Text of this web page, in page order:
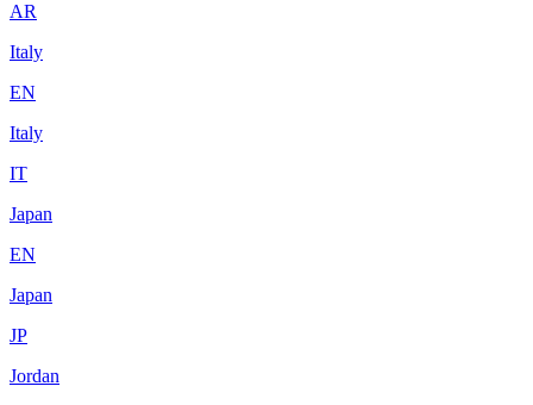
AR
Italy
EN
Italy
IT
Japan
EN
Japan
JP
Jordan